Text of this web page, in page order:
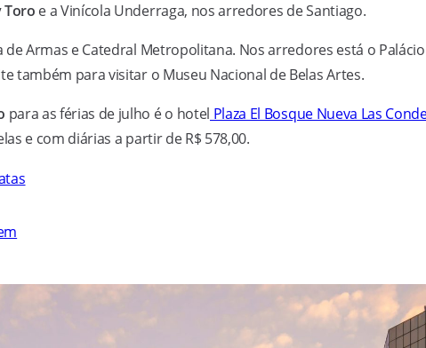
Toro e a Vinícola Underraga, nos arredores de Santiago.
Armas e Catedral Metropolitana. Nos arredores está o Palácio
também para visitar o Museu Nacional de Belas Artes.
para as férias de julho é o hotel Plaza El Bosque Nueva Las
e com diárias a partir de R$ 578,00.